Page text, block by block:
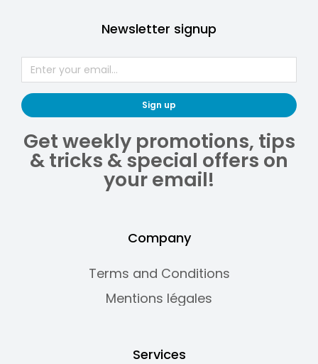
Newsletter signup
Sign up
Get weekly promotions, tips
& tricks & special offers on
your email!
Company
Terms and Conditions
Mentions légales
Services